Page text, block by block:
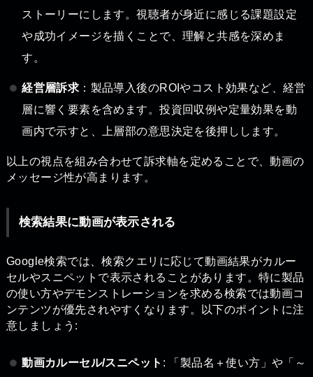
ストーリーにします。視聴者が身近に感じる課題設定
や成功イメージを描くことで、理解と共感を深めま
す。
経営層訴求 ：製品導入後のROIやコスト効果など、経営
層に響く要素を含めます。投資回収例や定量効果を動
画内で示すと、上層部の意思決定を後押しします。
以上の視点を組み合わせて訴求軸を定めることで、動画の
メッセージ性が高まります。
検索結果に動画が表示される
Google検索では、検索クエリに応じて動画結果がカルー
セルやスニペットで表示されることがあります。特に製品
の使い方やデモンストレーションを求める検索では動画コ
ンテンツが優先されやすくなります。以下のポイントに注
意しましょう:
動画カルーセル/スニペット : 「製品名＋使い方」や「～